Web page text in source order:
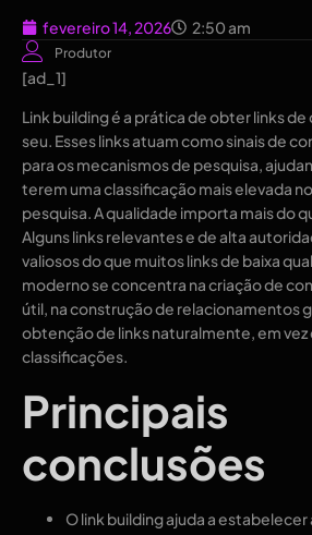
fevereiro 14, 2026 2:50 am
Produtor
[ad_1]
Link building é a prática de obter links
seu. Esses links atuam como sinais de
para os mecanismos de pesquisa,
terem uma classificação mais elevada
pesquisa. A qualidade importa mais do
Alguns links relevantes e de alta
valiosos do que muitos links de baixa
moderno se concentra na criação de
útil, na construção de relacionamentos
obtenção de links naturalmente, em vez
classificações.
Principais
conclusões
O link building ajuda a